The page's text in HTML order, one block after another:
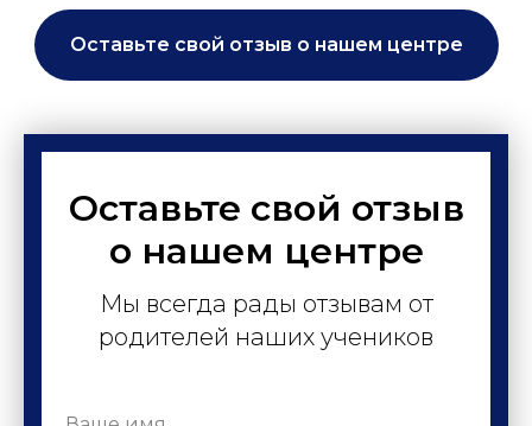
Оставьте свой отзыв о нашем центре
Оставьте свой отзыв
о нашем центре
Мы всегда рады отзывам от
родителей наших учеников